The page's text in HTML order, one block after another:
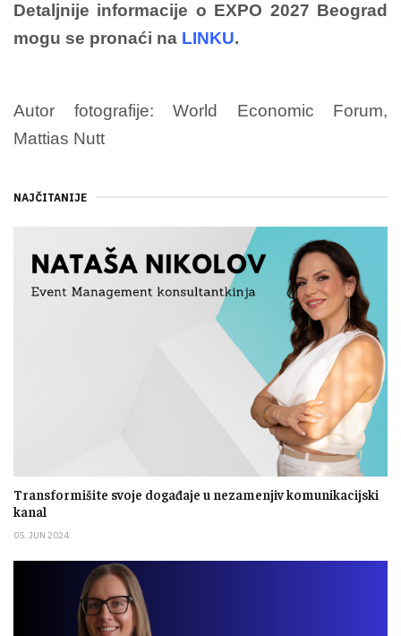
Detaljnije informacije o EXPO 2027 Beograd
mogu se pronaći na LINKU.
Autor fotografije: World Economic Forum,
Mattias Nutt
NAJČITANIJE
Transformišite svoje događaje u nezamenjiv komunikacijski
kanal
05. JUN 2024.